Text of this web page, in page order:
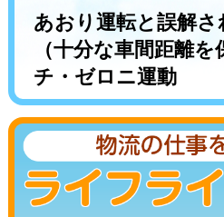
あおり運転と誤解
（十分な車間距離
チ・ゼロニ運動